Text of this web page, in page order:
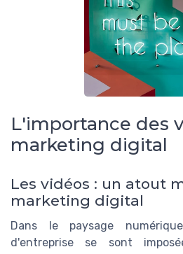
L'importance des
marketing digital
Les vidéos : un atout
marketing digital
Dans le paysage
d'entreprise se sont